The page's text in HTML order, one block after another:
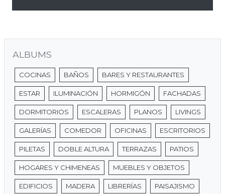
ALBUMS
COCINAS BAÑOS BARES Y RESTAURANTES
ESTAR ILUMINACIÓN HORMIGÓN FACHADAS
DORMITORIOS ESCALERAS PLANOS LIVINGS
GALERÍAS COMEDOR OFICINAS ESCRITORIOS
PILETAS DOBLE ALTURA TERRAZAS PATIOS
HOGARES Y CHIMENEAS MUEBLES Y OBJETOS
EDIFICIOS MADERA LIBRERÍAS PAISAJISMO